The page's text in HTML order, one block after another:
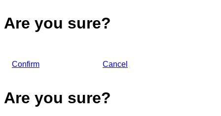
Are you sure?
Confirm Cancel
Are you sure?